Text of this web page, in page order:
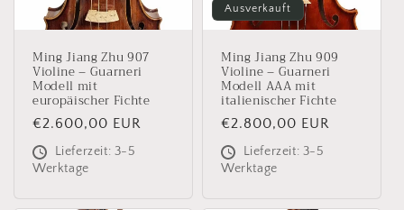
Ming Jiang Zhu 907
Violine – Guarneri
Modell mit
europäischer Fichte
Normaler
Preis
€2.600,00 EUR
Lieferzeit: 3-5
Werktage
Ausverkauft
Ming Jiang Zhu 909
Violine – Guarneri
Modell AAA mit
italienischer Fichte
Normaler
Preis
€2.800,00 EUR
Lieferzeit: 3-5
Werktage